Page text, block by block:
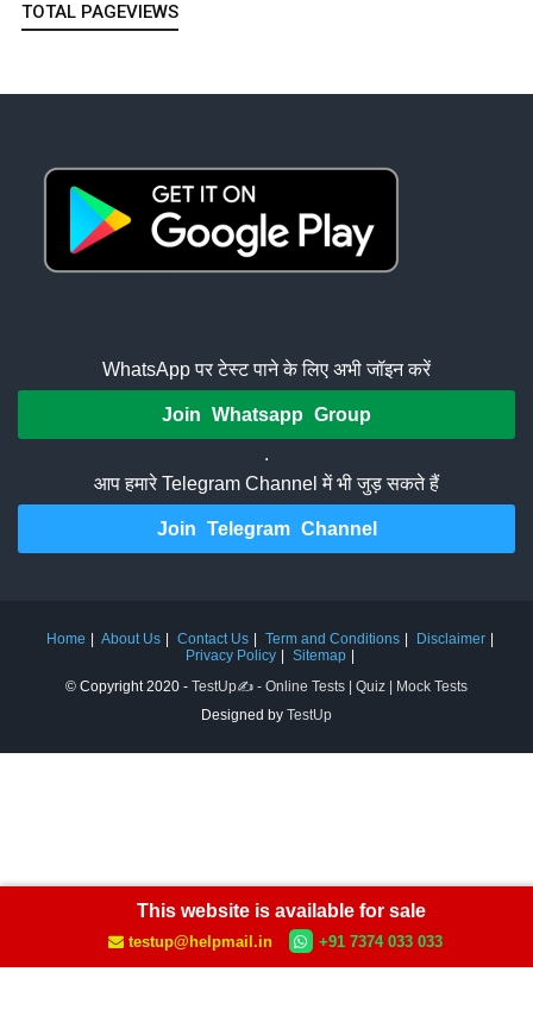
This website is available for sale
testup@helpmail.in +91 7374 033 033
TOTAL PAGEVIEWS
WhatsApp पर टेस्ट पाने के लिए अभी जॉइन करें
Join Whatsapp Group
.
आप हमारे Telegram Channel में भी जुड़ सकते हैं
Join Telegram Channel
Home About Us Contact Us Term and Conditions
Disclaimer
Privacy Policy
Sitemap
© Copyright 2020 - TestUp✍️ - Online Tests | Quiz | Mock Tests
Designed by TestUp